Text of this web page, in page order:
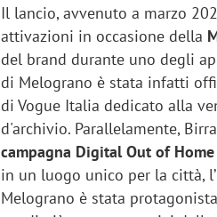
Il lancio, avvenuto a marzo
attivazioni in occasione della
del brand durante uno degli
di Melograno è stata infatti
di Vogue Italia dedicato alla
d'archivio. Parallelamente,
campagna Digital Out of Home
in un luogo unico per la città,
Melograno è stata